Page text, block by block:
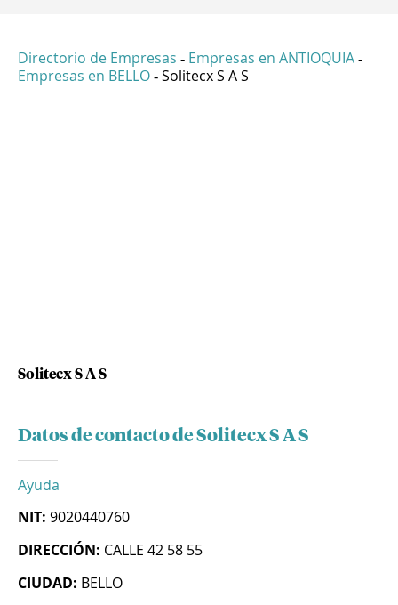
Directorio de Empresas - Empresas en ANTIOQUIA -
Empresas en BELLO - Solitecx S A S
Solitecx S A S
Datos de contacto de Solitecx S A S
Ayuda
NIT: 9020440760
DIRECCIÓN: CALLE 42 58 55
CIUDAD: BELLO